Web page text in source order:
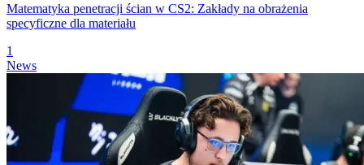
Matematyka penetracji ścian w CS2: Zakłady na obrażenia
specyficzne dla materiału
1
News